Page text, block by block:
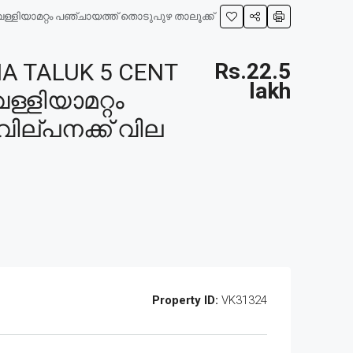
വെള്ളിയാമറ്റം പഞ്ചായത്ത് തൊടുപുഴ താലൂക്ക്
TALUK 5 CENT
വില
Rs.22.5
lakh
Property ID: VK31324